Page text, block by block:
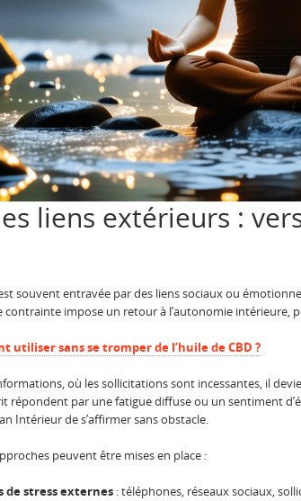
liens extérieurs :
souvent entravée par des liens sociaux ou
contrainte impose un retour à l’autonomie intérieure,
utiliser sans se tromper de l’huile de CBD ?
où les sollicitations sont incessantes, il
répondent par une fatigue diffuse ou un sentiment
Intérieur de s’affirmer sans obstacle.
peuvent être mises en place :
de stress externes : téléphones, réseaux sociaux,